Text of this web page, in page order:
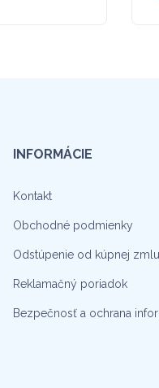
INFORMÁCIE
Kontakt
Obchodné podmienky
Odstúpenie od kúpnej
Reklamačný poriadok
Bezpečnosť a ochrana